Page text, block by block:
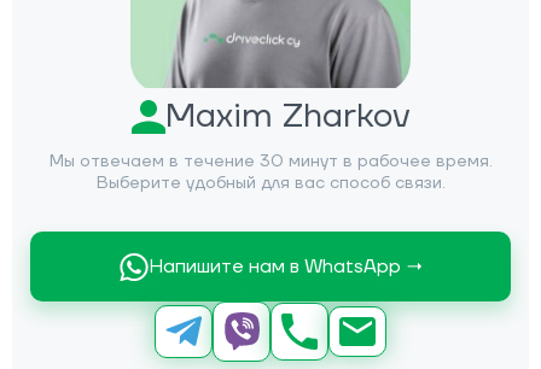
Maxim Zharkov
Мы отвечаем в течение 30 минут в рабочее время.
Выберите удобный для вас способ связи.
Напишите нам в WhatsApp →